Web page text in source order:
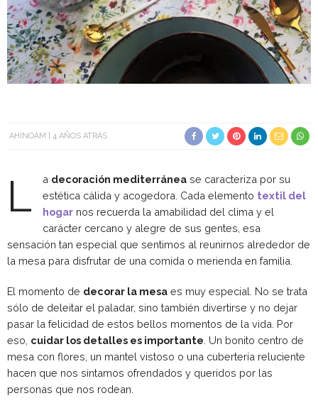
AHINOAM 4 AÑOS ATRÁS
L a decoración mediterránea se caracteriza por su
estética cálida y acogedora. Cada elemento textil del
hogar nos recuerda la amabilidad del clima y el
carácter cercano y alegre de sus gentes, esa
sensación tan especial que sentimos al reunirnos alrededor de
la mesa para disfrutar de una comida o merienda en familia.
El momento de decorar la mesa es muy especial. No se trata
sólo de deleitar el paladar, sino también divertirse y no dejar
pasar la felicidad de estos bellos momentos de la vida. Por
eso, cuidar los detalles es importante . Un bonito centro de
mesa con flores, un mantel vistoso o una cubertería reluciente
hacen que nos sintamos ofrendados y queridos por las
personas que nos rodean.